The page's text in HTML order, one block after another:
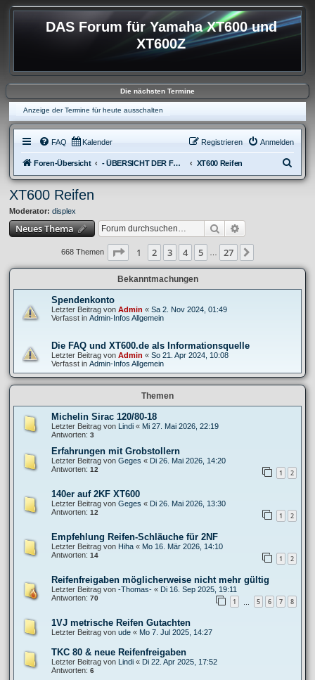
DAS Forum für Yamaha XT600 und
XT600Z
Die nächsten Termine
Anzeige der Termine für heute ausschalten
FAQ Kalender Anmelden
Registrieren
Foren-Übersicht - ÜBERSICHT DER FOREN XT600 XT600 Reifen
u
XT600 Reifen
Moderator: displex
Neues Thema Suche
668 Themen Seite 1von 27
1 2 3 4 5 27
Bekanntmachungen
Spendenkonto
Letzter Beitrag von Admin « Sa 2. Nov 2024, 01:49
Verfasst in Admin-Infos Allgemein
Die FAQ und XT600.de als Informationsquelle
Letzter Beitrag von Admin « So 21. Apr 2024, 10:08
Verfasst in Admin-Infos Allgemein
Themen
Michelin Sirac 120/80-18
Letzter Beitrag von Lindi « Mi 27. Mai 2026, 22:19
Antworten: 3
Erfahrungen mit Grobstollern
Letzter Beitrag von Geges « Di 26. Mai 2026, 14:20
Antworten: 12 1 2
140er auf 2KF XT600
Letzter Beitrag von Geges « Di 26. Mai 2026, 13:30
Antworten: 12 1 2
Empfehlung Reifen-Schläuche für 2NF
Letzter Beitrag von Hiha « Mo 16. Mär 2026, 14:10
Antworten: 14 1 2
Reifenfreigaben möglicherweise nicht mehr gültig
Letzter Beitrag von -Thomas- « Di 16. Sep 2025, 19:11
Antworten: 70 1 5 6 7 8
1VJ metrische Reifen Gutachten
Letzter Beitrag von ude « Mo 7. Jul 2025, 14:27
TKC 80 & neue Reifenfreigaben
Letzter Beitrag von Lindi « Di 22. Apr 2025, 17:52
Antworten: 6